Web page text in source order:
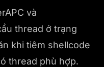
và
thread ở trạng
khi tiêm shellcode
thread phù hợp.